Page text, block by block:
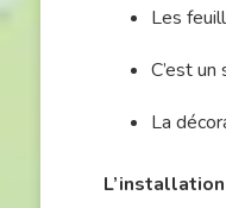
Les
C’est
La
L’installation